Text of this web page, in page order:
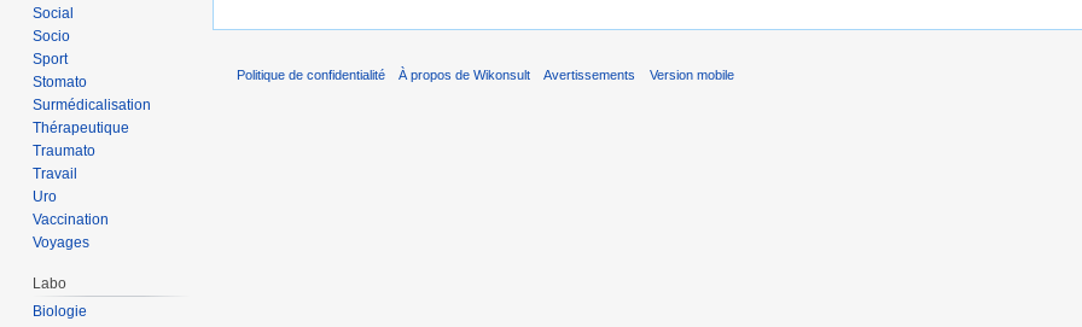
Social
Socio
Sport
Stomato
Surmédicalisation
Thérapeutique
Traumato
Travail
Uro
Vaccination
Voyages
Labo
Biologie
Politique de confidentialité À propos de Wikonsult Avertissements Version mobile